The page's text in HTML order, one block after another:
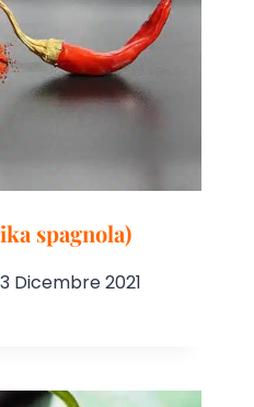
spagnola)
Dicembre 2021